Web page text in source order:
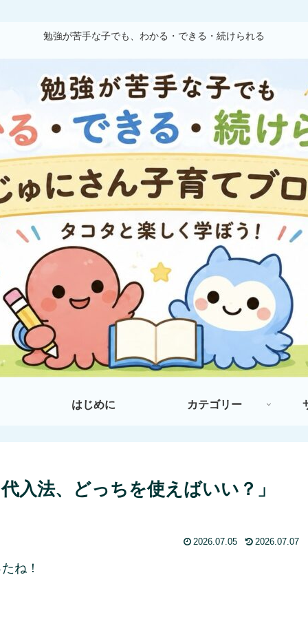
勉強が苦手な子でも、わかる・できる・続けられる
はじめに カテゴリー
入法、どっちを使えばいい？」
2026.07.05 2026.07.07
ね！